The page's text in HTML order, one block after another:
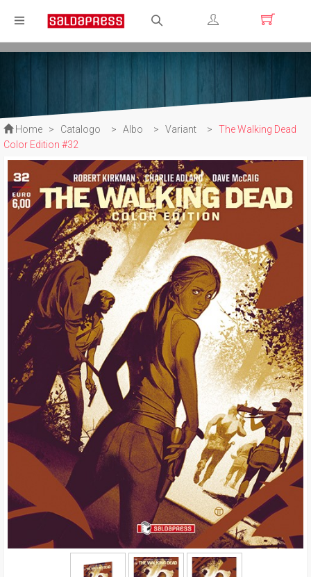
Registrati
Home > Catalogo > Albo > Variant >
The Walking Dead
Color Edition #32